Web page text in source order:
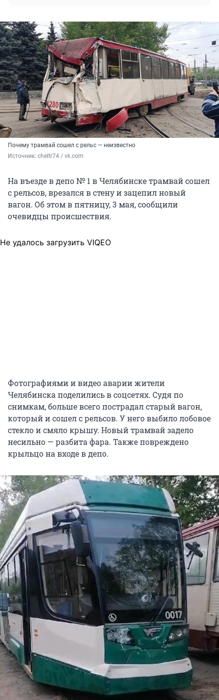
Почему трамвай сошел с рельс — неизвестно
Источник: cheltr74 / vk.com
На въезде в депо № 1 в Челябинске трамвай сошел
с рельсов, врезался в стену и зацепил новый
вагон. Об этом в пятницу, 3 мая, сообщили
очевидцы происшествия.
Не удалось загрузить VIQEO
Фотографиями и видео аварии жители
Челябинска поделились в соцсетях. Судя по
снимкам, больше всего пострадал старый вагон,
который и сошел с рельсов. У него выбило лобовое
стекло и смяло крышу. Новый трамвай задело
несильно — разбита фара. Также повреждено
крыльцо на входе в депо.